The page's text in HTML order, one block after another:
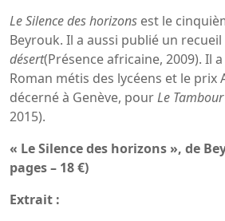
Le Silence des horizons est le
Beyrouk. Il a aussi publié un recueil
désert(Présence africaine, 2009). Il
Roman métis des lycéens et le
décerné à Genève, pourLe
2015).
« Le Silence des horizons », de
pages – 18 €)
Extrait :